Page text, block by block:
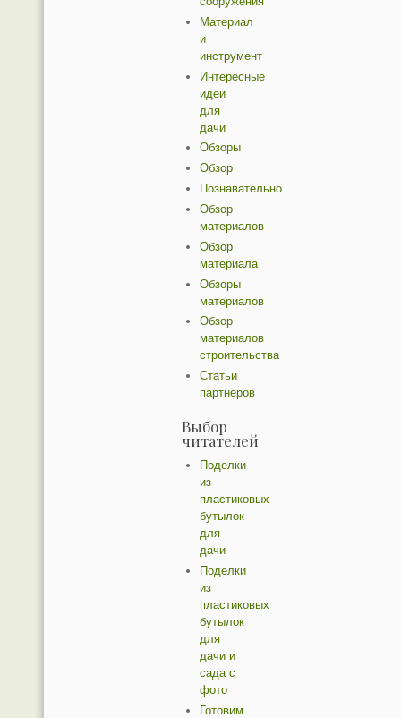
Материал
и
инструмент
Интересные
идеи
для
дачи
Обзоры
Обзор
Познавательно
Обзор
материалов
Обзор
материала
Обзоры
материалов
Обзор
материалов
строительства
Статьи
партнеров
Выбор
читателей
Поделки
из
пластиковых
бутылок
для
дачи
Поделки
из
пластиковых
бутылок
для
дачи и
сада с
фото
Готовим